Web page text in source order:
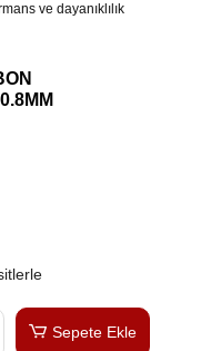
ve dayanıklılık
Sepete Ekle